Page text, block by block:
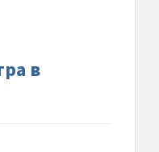
в